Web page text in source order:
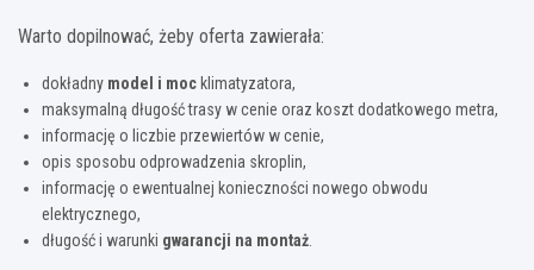
Warto dopilnować, żeby oferta zawierała:
dokładny model i moc klimatyzatora,
maksymalną długość trasy w cenie oraz koszt dodatkowego metra,
informację o liczbie przewiertów w cenie,
opis sposobu odprowadzenia skroplin,
informację o ewentualnej konieczności nowego obwodu
elektrycznego,
długość i warunki gwarancji na montaż